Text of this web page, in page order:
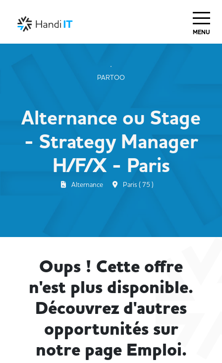
MENU
PARTOO
Alternance ou Stage
- Strategy Manager
H/F/X - Paris
Alternance Paris ( 75 )
Oups ! Cette offre
n'est plus disponible.
Découvrez d'autres
opportunités sur
notre page Emploi.